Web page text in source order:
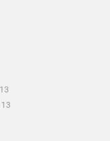
13
13